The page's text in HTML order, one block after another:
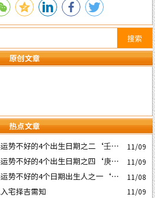
搜索
原创文章
热点文章
势不好的4个出生日期之二‘壬子’
11/09
势不好的4个出生日期之四‘庚子’
11/09
势不好的4个日期出生人之一‘戊
11/08
宅择吉需知 11/09